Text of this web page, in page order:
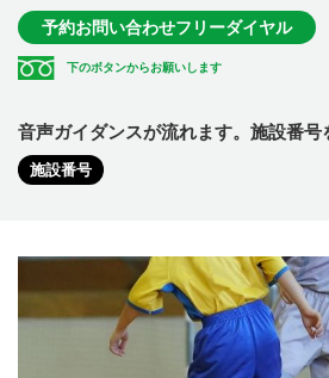
予約お問い合わせフリーダイヤル
下のボタンからお願いします
音声ガイダンスが流れます。施設番号
施設番号